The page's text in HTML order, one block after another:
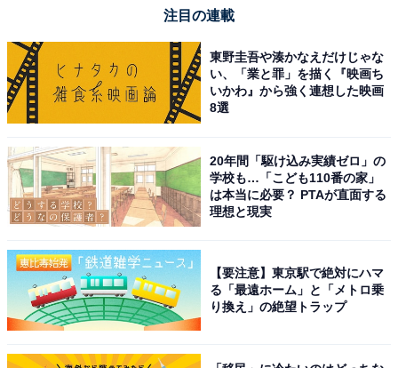
「崋の湯」公式Webサイトより
成田山新勝寺や成田空港に近い成田市に位置するスーパ
トサウナ・パワーバスなどの「洋の湯」に分かれた全18
種のお風呂が男女日替わり制で楽しめます。軟水泉を使
用しているため肌がつるつるすべすべになると好評で、
注目の連載
東野圭吾や湊かなえだけじゃな
い、「業と罪」を描く『映画ち
いかわ』から強く連想した映画
8選
20年間「駆け込み実績ゼロ」の
学校も…「こども110番の家」
は本当に必要？ PTAが直面する
理想と現実
【要注意】東京駅で絶対にハマ
る「最遠ホーム」と「メトロ乗
り換え」の絶望トラップ